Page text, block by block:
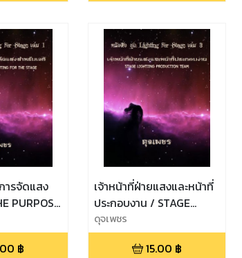
ารจัดแสง
PURPOSE
THE
฿
เจ้าหน้าที่ฝ่ายแสงและหน้าที่
ประกอบงาน / STAGE
LIGHTING PRODUCTION
TEAM
ดุจเพชร
15.00 ฿